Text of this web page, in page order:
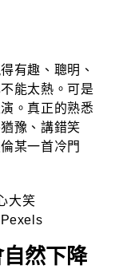
有趣、聰明、
能太熱。可是
。真正的熟悉
豫、講錯笑
某一首冷門
然下降